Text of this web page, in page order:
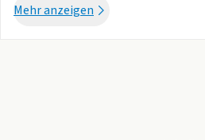
Mehr anzeigen